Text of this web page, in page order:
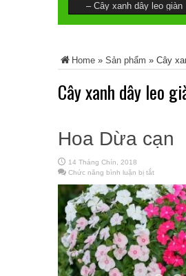
Home » Sản phẩm » Cây
Cây xanh dây leo
Hoa Dừa cạn
14 Tháng Chín, 2018
Chức năng bình luận bị tắt
Dừa
cạn